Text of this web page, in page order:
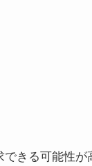
す。ただ母体